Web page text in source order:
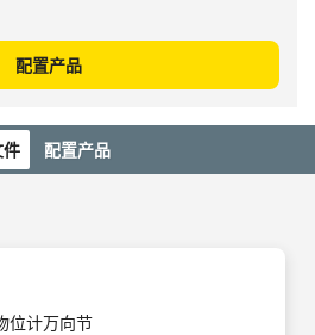
配置产品
配置产品
位计万向节